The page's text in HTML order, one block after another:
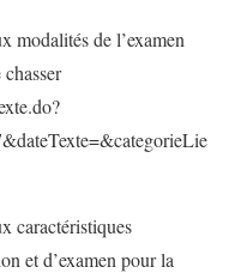
modalités de l’examen
caractéristiques
et d’examen pour la